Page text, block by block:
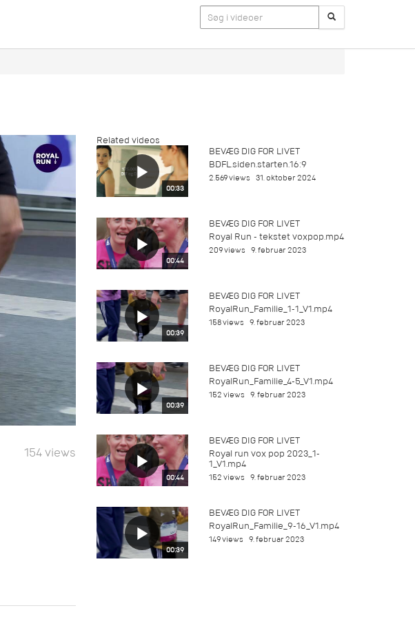
154 views
Related videos
00:33
BEVÆG DIG FOR LIVET
BDFL.siden.starten.16:9
2.569 views 31. oktober 2024
00:44
BEVÆG DIG FOR LIVET
Royal Run - tekstet voxpop.mp4
209 views 9. februar 2023
00:39
BEVÆG DIG FOR LIVET
RoyalRun_Familie_1-1_V1.mp4
158 views 9. februar 2023
00:39
BEVÆG DIG FOR LIVET
RoyalRun_Familie_4-5_V1.mp4
152 views 9. februar 2023
00:44
BEVÆG DIG FOR LIVET
Royal run vox pop 2023_1-
1_V1.mp4
152 views 9. februar 2023
00:39
BEVÆG DIG FOR LIVET
RoyalRun_Familie_9-16_V1.mp4
149 views 9. februar 2023